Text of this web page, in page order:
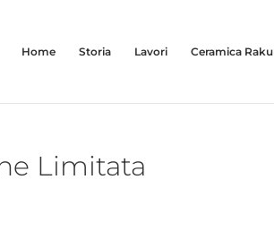
Home Storia Lavori Ceramica Raku
Limitata